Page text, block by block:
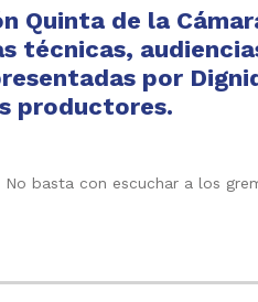
Quinta de la
técnicas,
por
productores.
basta con escuchar a los